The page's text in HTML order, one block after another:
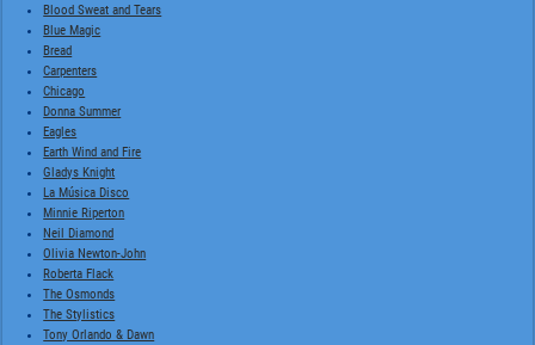
Blood Sweat and Tears
Blue Magic
Bread
Carpenters
Chicago
Donna Summer
Eagles
Earth Wind and Fire
Gladys Knight
La Música Disco
Minnie Riperton
Neil Diamond
Olivia Newton-John
Roberta Flack
The Osmonds
The Stylistics
Tony Orlando & Dawn